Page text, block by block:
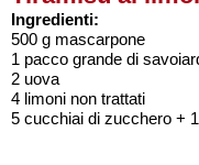
Ingredienti:
500 g mascarpone
1 pacco grande di
2 uova
4 limoni non trattati
5 cucchiai di zucchero +